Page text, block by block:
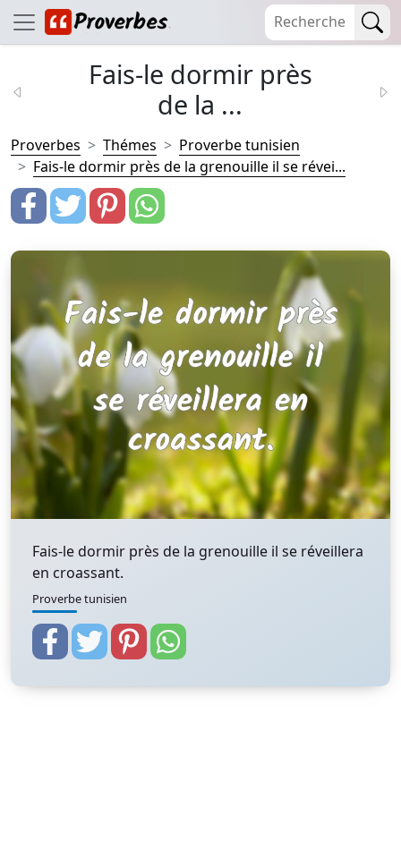
Fais-le dormir près
de la ...
Proverbes Thémes
Proverbe tunisien
Fais-le dormir près de la grenouille il se révei...
Fais-le dormir près de la grenouille il se réveillera
en croassant.
Proverbe tunisien